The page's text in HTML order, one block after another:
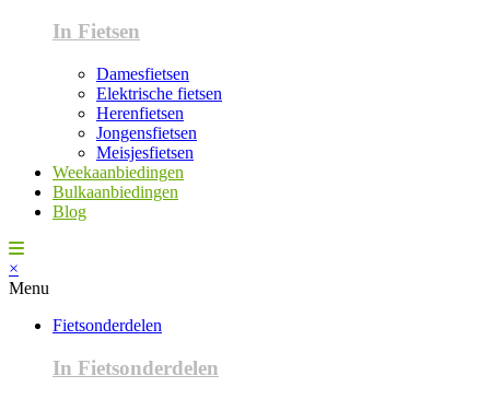
In Fietsen
Damesfietsen
Elektrische fietsen
Herenfietsen
Jongensfietsen
Meisjesfietsen
Weekaanbiedingen
Bulkaanbiedingen
Blog
×
Menu
Fietsonderdelen
In Fietsonderdelen